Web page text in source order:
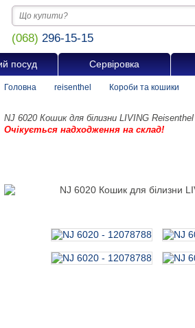
(068) 296-15-15
посуд Сервіровка
Головна reisenthel Короби та кошики
NJ 6020 Кошик для білизни LIVING Reisenthel
Очікується надходження на склад!